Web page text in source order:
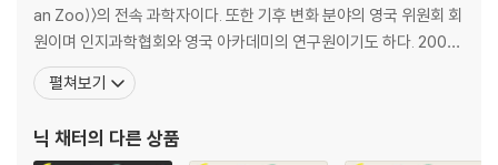
an Zoo)〉의 전속 과학자이다. 또한 기후 변화 분야의 영국 위원회 회
원이며 인지과학협회와 영국 아카데미의 연구원이기도 하다. 200개
가 넘는 출판물을 냈으며 심리 연구 부문에서 4개의 상을 받았다. 인
지과학, 심리학 관련 여러 과학 저널의 부편집장을 역임했다. 저서로
력(Empiricism and Langu
펼쳐보기
닉 채터의 다른 상품